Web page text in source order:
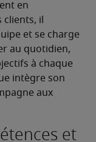
en
il
et se charge
au quotidien,
à chaque
intègre son
aux
et